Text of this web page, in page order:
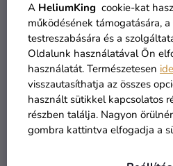
A HeliumKing cookie-kat
működésének támogatására,
testreszabására és a
Oldalunk használatával Ön
használatát. Természetesen ide
visszautasíthatja az összes
használt sütikkel kapcsolatos
részben találja. Nagyon
gombra kattintva elfogadja a